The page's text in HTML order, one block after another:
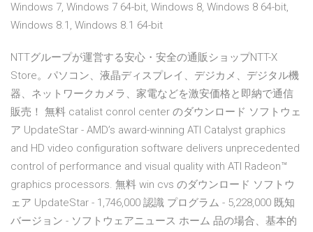
Windows 7, Windows 7 64-bit, Windows 8, Windows 8 64-bit,
Windows 8.1, Windows 8.1 64-bit
NTTグループが運営する安心・安全の通販ショップNTT-X
Store。パソコン、液晶ディスプレイ、デジカメ、デジタル機
器、ネットワークカメラ、家電などを激安価格と即納で通信
販売！ 無料 catalist conrol center のダウンロード ソフトウェ
ア UpdateStar - AMD’s award-winning ATI Catalyst graphics
and HD video configuration software delivers unprecedented
control of performance and visual quality with ATI Radeon™
graphics processors. 無料 win cvs のダウンロード ソフトウ
ェア UpdateStar - 1,746,000 認識 プログラム - 5,228,000 既知
バージョン - ソフトウェアニュース ホーム 品の場合、基本的